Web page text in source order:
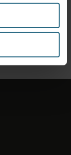
для вас
вам
на нашем сайте.